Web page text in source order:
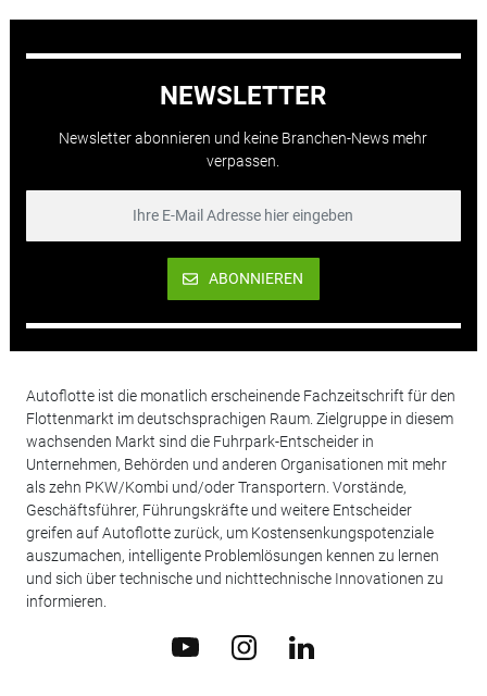
NEWSLETTER
Newsletter abonnieren und keine Branchen-News mehr
verpassen.
ABONNIEREN
Autoflotte ist die monatlich erscheinende Fachzeitschrift für den
Flottenmarkt im deutschsprachigen Raum. Zielgruppe in diesem
wachsenden Markt sind die Fuhrpark-Entscheider in
Unternehmen, Behörden und anderen Organisationen mit mehr
als zehn PKW/Kombi und/oder Transportern. Vorstände,
Geschäftsführer, Führungskräfte und weitere Entscheider
greifen auf Autoflotte zurück, um Kostensenkungspotenziale
auszumachen, intelligente Problemlösungen kennen zu lernen
und sich über technische und nichttechnische Innovationen zu
informieren.